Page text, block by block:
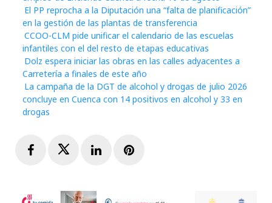
El PP reprocha a la Diputación una “falta de planificación”
en la gestión de las plantas de transferencia
CCOO-CLM pide unificar el calendario de las escuelas
infantiles con el del resto de etapas educativas
Dolz espera iniciar las obras en las calles adyacentes a
Carretería a finales de este año
La campaña de la DGT de alcohol y drogas de julio 2026
concluye en Cuenca con 14 positivos en alcohol y 33 en
drogas
FacebookTwitterLinkedInPinterest